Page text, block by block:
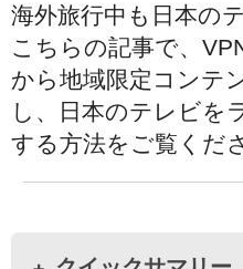
海外旅行中も日本の
こちらの記事で、
から地域限定コンテ
し、日本のテレビを
する方法をご覧くだ